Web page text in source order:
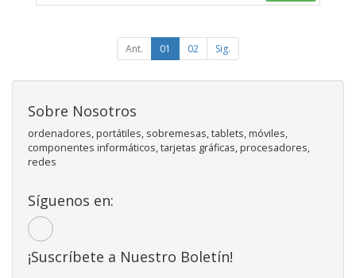
Ant. 01 02 Sig.
Sobre Nosotros
ordenadores, portátiles, sobremesas, tablets, móviles,
componentes informáticos, tarjetas gráficas, procesadores,
redes
Síguenos en:
¡Suscríbete a Nuestro Boletín!